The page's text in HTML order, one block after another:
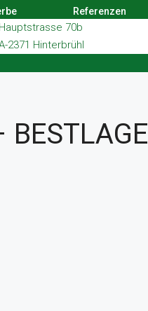
Referenzen
Hauptstrasse 70b
2371 Hinterbrühl
BESTLAGE